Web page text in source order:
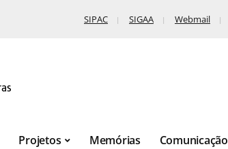
SIPAC SIGAA Webmail
Projetos Memórias Comunicação